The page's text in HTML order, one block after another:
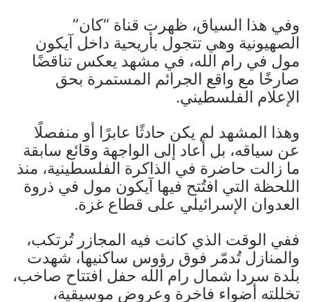
وفي هذا السياق، ظهرت قناة “كان”
الصهيونية وهي تتجول بأريحية داخل آيكون
مول في رام الله، في مشهد يعكس تناقضًا
صارخًا مع واقع الجرائم المستمرة بحق
الإعلام الفلسطيني.
وهذا المشهد لم يكن حادثًا عابرًا أو منفصلًا
عن سياقه، بل أعاد إلى الواجهة وقائع سابقة
ما زالت حاضرة في الذاكرة الفلسطينية، منذ
اللحظة التي افتُتح فيها آيكون مول في ذروة
العدوان الإسرائيلي على قطاع غزة.
ففي الوقت الذي كانت فيه المجازر تُرتكب،
والمنازل تُدمّر فوق رؤوس ساكنيها، شهدت
بلدة سردا شمال رام الله حفل افتتاح صاخب،
تخللته أضواء فاخرة وعروض موسيقية،